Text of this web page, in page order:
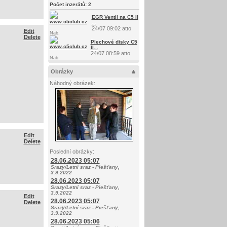
Edit
Delete
Edit
Delete
Edit
Delete
Počet inzerátů: 2
Nab.
EGR Ventil na C5 II
24/07 09:02 atto
Nab.
Plechové disky C5
II...
24/07 08:59 atto
Obrázky
Náhodný obrázek:
Poslední obrázky:
28.06.2023 05:07
Srazy/Letní sraz - Piešťany,
3.9.2022
28.06.2023 05:07
Srazy/Letní sraz - Piešťany,
3.9.2022
28.06.2023 05:07
Srazy/Letní sraz - Piešťany,
3.9.2022
28.06.2023 05:06